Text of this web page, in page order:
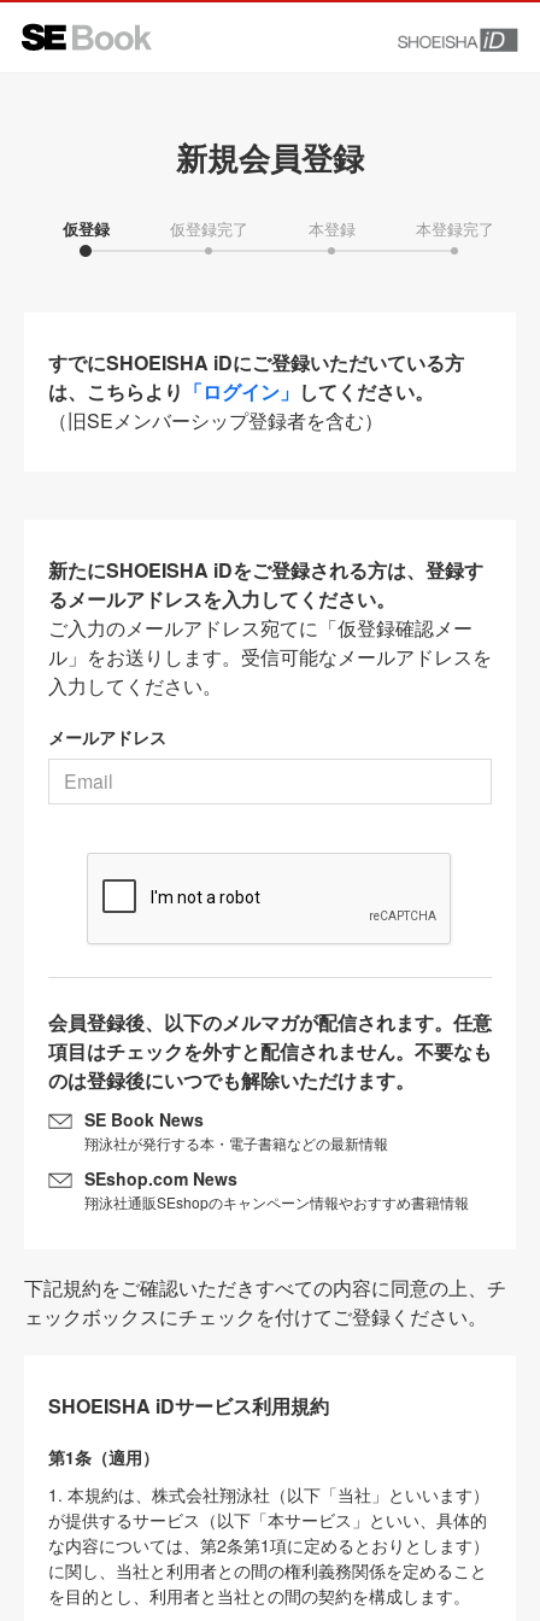
新規会員登録
仮登録 仮登録完了 本登録 本登録完了
すでにSHOEISHA iDにご登録いただいている方
は、こちらより 「ログイン」 してください。
（旧SEメンバーシップ登録者を含む）
新たにSHOEISHA iDをご登録される方は、登録す
るメールアドレスを入力してください。
ご入力のメールアドレス宛てに「仮登録確認メー
ル」をお送りします。受信可能なメールアドレスを
入力してください。
メールアドレス
会員登録後、以下のメルマガが配信されます。任意
項目はチェックを外すと配信されません。不要なも
のは登録後にいつでも解除いただけます。
SE Book News
翔泳社が発行する本・電子書籍などの最新情報
SEshop.com News
翔泳社通販SEshopのキャンペーン情報やおすすめ書籍情報
下記規約をご確認いただきすべての内容に同意の上、チ
ェックボックスにチェックを付けてご登録ください。
SHOEISHA iDサービス利用規約
第1条（適用）
1. 本規約は、株式会社翔泳社（以下「当社」といいます）
が提供するサービス（以下「本サービス」といい、具体的
な内容については、第2条第1項に定めるとおりとします）
に関し、当社と利用者との間の権利義務関係を定めること
を目的とし、利用者と当社との間の契約を構成します。